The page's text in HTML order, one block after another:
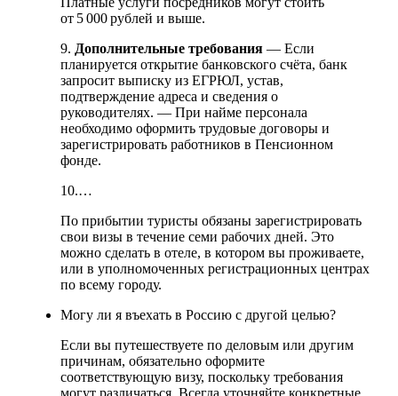
от 5 000 рублей и выше.
9. Дополнительные требования — Если
планируется открытие банковского счёта, банк
запросит выписку из ЕГРЮЛ, устав,
подтверждение адреса и сведения о
руководителях. — При найме персонала
необходимо оформить трудовые договоры и
зарегистрировать работников в Пенсионном
фонде.
10.…
По прибытии туристы обязаны зарегистрировать
свои визы в течение семи рабочих дней. Это
можно сделать в отеле, в котором вы проживаете,
или в уполномоченных регистрационных центрах
по всему городу.
Могу ли я въехать в Россию с другой целью?
Если вы путешествуете по деловым или другим
причинам, обязательно оформите
соответствующую визу, поскольку требования
могут различаться. Всегда уточняйте конкретные